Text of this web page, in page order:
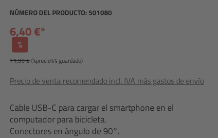
NÚMERO DEL PRODUCTO: 501080
6,40 €*
%
11,99 €(%precio%% guardado)
Precio de venta recomendado incl. IVA más gastos de envío
Cable USB-C para cargar el smartphone en el
computador para bicicleta.
Conectores en ángulo de 90°.